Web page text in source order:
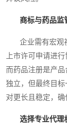
商标与药品监
企业需有宏观视
上市许可申请进
而药品注册是产
独立，但最终目
对更长且稳定，确
选择专业代理